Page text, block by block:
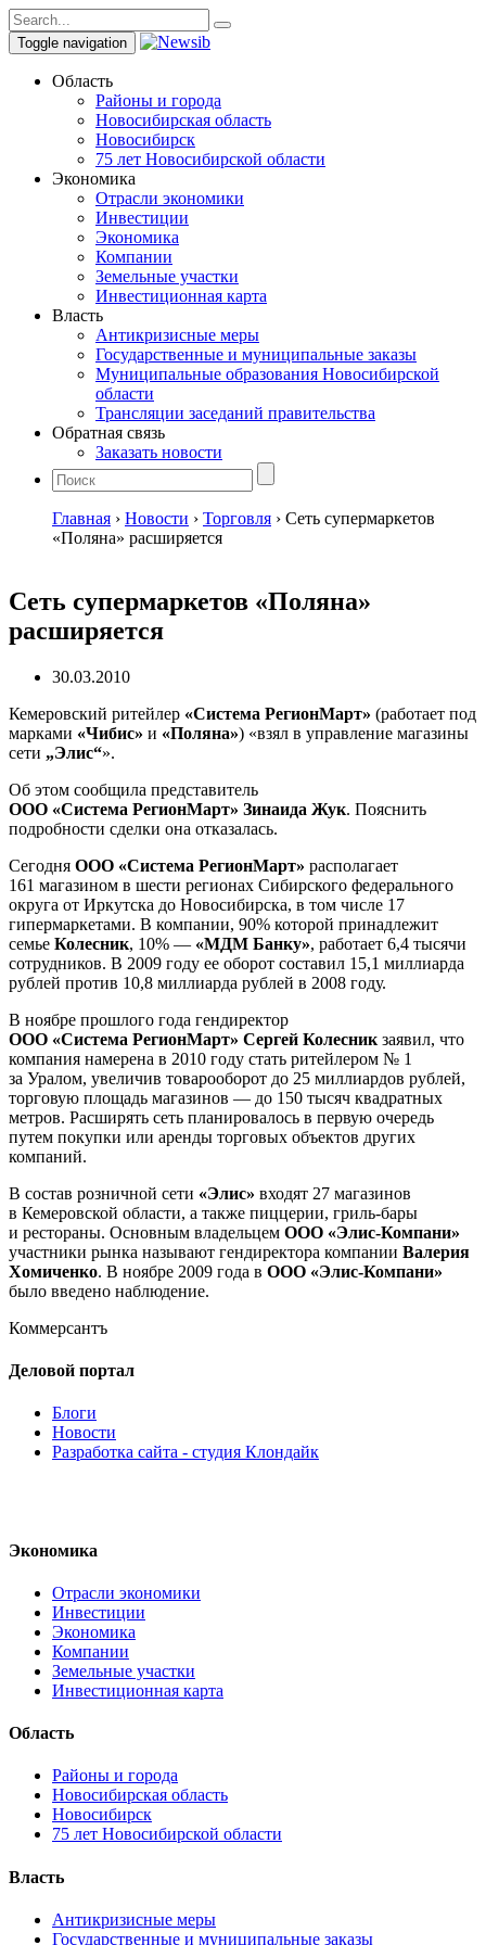
Toggle navigation
Область
Районы и города
Новосибирская область
Новосибирск
75 лет Новосибирской области
Экономика
Отрасли экономики
Инвестиции
Экономика
Компании
Земельные участки
Инвестиционная карта
Власть
Антикризисные меры
Государственные и муниципальные заказы
Муниципальные образования Новосибирской
области
Трансляции заседаний правительства
Обратная связь
Заказать новости
Главная › Новости › Торговля › Сеть супермаркетов
«Поляна» расширяется
Сеть супермаркетов «Поляна»
расширяется
30.03.2010
Кемеровский ритейлер «Система РегионМарт» (работает под
марками «Чибис» и «Поляна») «взял в управление магазины
сети „Элис“».
Об этом сообщила представитель
ООО «Система РегионМарт» Зинаида Жук. Пояснить
подробности сделки она отказалась.
Сегодня ООО «Система РегионМарт» располагает
161 магазином в шести регионах Сибирского федерального
округа от Иркутска до Новосибирска, в том числе 17
гипермаркетами. В компании, 90% которой принадлежит
семье Колесник, 10% — «МДМ Банку», работает 6,4 тысячи
сотрудников. В 2009 году ее оборот составил 15,1 миллиарда
рублей против 10,8 миллиарда рублей в 2008 году.
В ноябре прошлого года гендиректор
ООО «Система РегионМарт» Сергей Колесник заявил, что
компания намерена в 2010 году стать ритейлером № 1
за Уралом, увеличив товарооборот до 25 миллиардов рублей,
торговую площадь магазинов — до 150 тысяч квадратных
метров. Расширять сеть планировалось в первую очередь
путем покупки или аренды торговых объектов других
компаний.
В состав розничной сети «Элис» входят 27 магазинов
в Кемеровской области, а также пиццерии, гриль-бары
и рестораны. Основным владельцем ООО «Элис-Компани»
участники рынка называют гендиректора компании Валерия
Хомиченко. В ноябре 2009 года в ООО «Элис-Компани»
было введено наблюдение.
Коммерсантъ
Деловой портал
Блоги
Новости
Разработка сайта - студия Клондайк
Экономика
Отрасли экономики
Инвестиции
Экономика
Компании
Земельные участки
Инвестиционная карта
Область
Районы и города
Новосибирская область
Новосибирск
75 лет Новосибирской области
Власть
Антикризисные меры
Государственные и муниципальные заказы